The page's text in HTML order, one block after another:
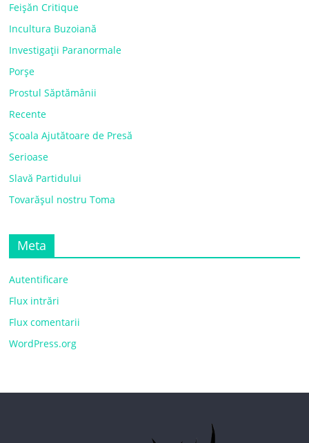
Feișăn Critique
Incultura Buzoiană
Investigații Paranormale
Porșe
Prostul Săptămânii
Recente
Școala Ajutătoare de Presă
Serioase
Slavă Partidului
Tovarășul nostru Toma
Meta
Autentificare
Flux intrări
Flux comentarii
WordPress.org